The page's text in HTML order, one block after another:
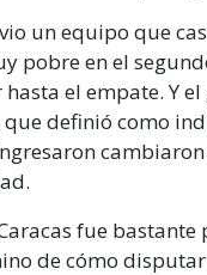
un equipo que
pobre en el
el empate. Y
definió como
fue
de cómo